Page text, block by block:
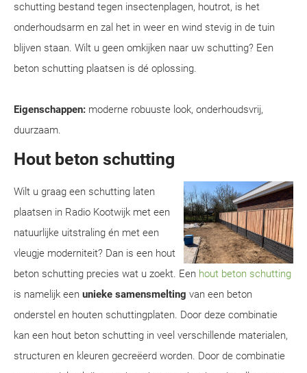
schutting bestand tegen insectenplagen, houtrot, is het
onderhoudsarm en zal het in weer en wind stevig in de tuin
blijven staan. Wilt u geen omkijken naar uw schutting? Een
beton schutting plaatsen is dé oplossing.
Eigenschappen: moderne robuuste look, onderhoudsvrij,
duurzaam.
Hout beton schutting
Wilt u graag een schutting laten
plaatsen in Radio Kootwijk met een
natuurlijke uitstraling én met een
vleugje moderniteit? Dan is een hout
beton schutting precies wat u zoekt. Een hout beton schutting
is namelijk een unieke samensmelting van een beton
onderstel en houten schuttingplaten. Door deze combinatie
kan een hout beton schutting in veel verschillende materialen,
structuren en kleuren gecreëerd worden. Door de combinatie